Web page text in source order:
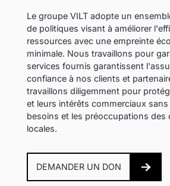
Le groupe VILT adopte un
de politiques visant à améliorer
ressources avec une empreinte
minimale. Nous travaillons pour
services fournis garantissent
confiance à nos clients et
travaillons diligemment pour
et leurs intérêts commerciaux sans
besoins et les préoccupations des
locales.
DEMANDER UN DON